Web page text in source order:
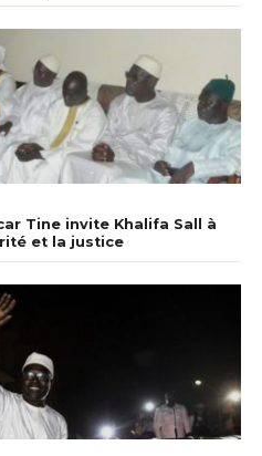
Tine invite Khalifa Sall à
et la justice